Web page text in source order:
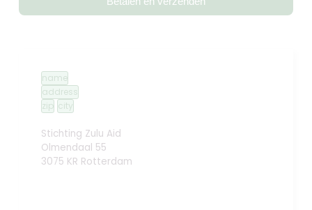
name
address
zip city
Stichting Zulu Aid
Olmendaal 55
3075 KR Rotterdam